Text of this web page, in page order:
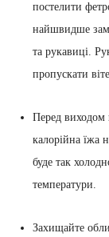
постелити
найшвидше
та рукавиці.
пропускати
Перед виходом
калорійна їжа
буде так
температури.
Захищайте